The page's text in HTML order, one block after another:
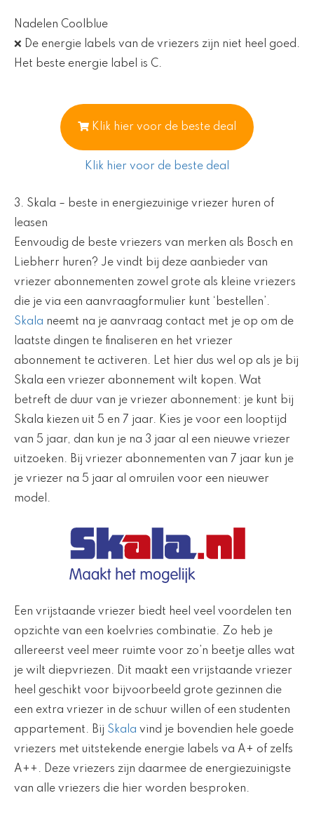
Nadelen Coolblue
❌ De energie labels van de vriezers zijn niet heel goed.
Het beste energie label is C.
Klik hier voor de beste deal
Klik hier voor de beste deal
3. Skala – beste in energiezuinige vriezer huren of
leasen
Eenvoudig de beste vriezers van merken als Bosch en
Liebherr huren? Je vindt bij deze aanbieder van
vriezer abonnementen zowel grote als kleine vriezers
die je via een aanvraagformulier kunt ‘bestellen’.
Skala neemt na je aanvraag contact met je op om de
laatste dingen te finaliseren en het vriezer
abonnement te activeren. Let hier dus wel op als je bij
Skala een vriezer abonnement wilt kopen. Wat
betreft de duur van je vriezer abonnement: je kunt bij
Skala kiezen uit 5 en 7 jaar. Kies je voor een looptijd
van 5 jaar, dan kun je na 3 jaar al een nieuwe vriezer
uitzoeken. Bij vriezer abonnementen van 7 jaar kun je
je vriezer na 5 jaar al omruilen voor een nieuwer
model.
Een vrijstaande vriezer biedt heel veel voordelen ten
opzichte van een koelvries combinatie. Zo heb je
allereerst veel meer ruimte voor zo’n beetje alles wat
je wilt diepvriezen. Dit maakt een vrijstaande vriezer
heel geschikt voor bijvoorbeeld grote gezinnen die
een extra vriezer in de schuur willen of een studenten
appartement. Bij Skala vind je bovendien hele goede
vriezers met uitstekende energie labels va A+ of zelfs
A++. Deze vriezers zijn daarmee de energiezuinigste
van alle vriezers die hier worden besproken.